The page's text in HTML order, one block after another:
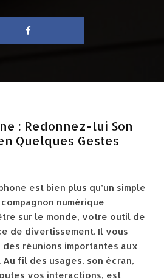
: Redonnez-lui Son
Quelques Gestes
est bien plus qu’un simple
numérique
sur le monde, votre outil de
de divertissement. Il vous
réunions importantes aux
fil des usages, son écran,
vos interactions, est